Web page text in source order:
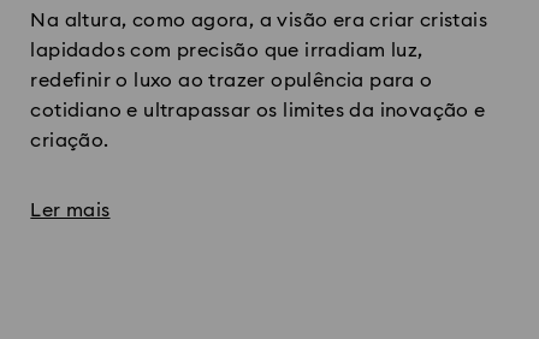
Na altura, como agora, a visão era criar cristais
lapidados com precisão que irradiam luz,
redefinir o luxo ao trazer opulência para o
cotidiano e ultrapassar os limites da inovação e
criação.​
Ler mais